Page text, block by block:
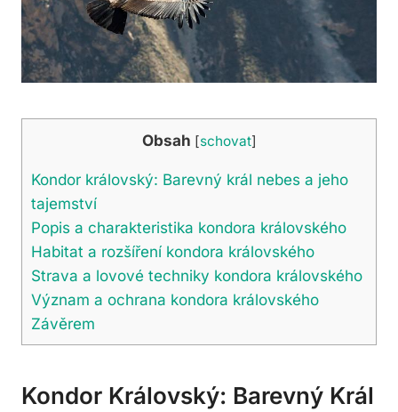
Obsah [schovat]
Kondor královský: Barevný král nebes a jeho
tajemství
Popis a charakteristika kondora královského
Habitat a rozšíření kondora královského
Strava a lovové techniky kondora královského
Význam a ochrana kondora královského
Závěrem
Kondor Královský: Barevný Král